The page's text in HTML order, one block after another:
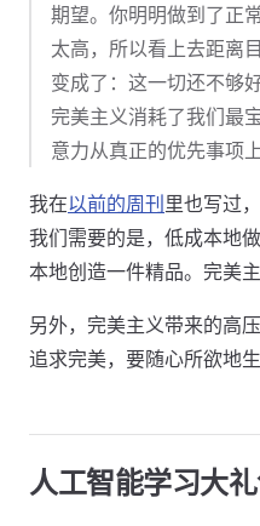
期望。你明明做到了正
太高，所以看上去距离
变成了：这一切还不够
完美主义消耗了我们最
意力从真正的优先事项上
我在以前的周刊 里也写过
我们需要的是，低成本地
本地创造一件精品。完美
另外，完美主义带来的高
追求完美，要随心所欲地生
人工智能学习大